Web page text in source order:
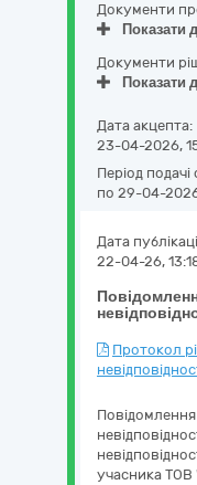
Документи
Показати
Документи
Показати
Дата акцепта:
23-04-2026,
Період
по 29-04-
Дата
22-04-26,
Протокол
учасника ТОВ